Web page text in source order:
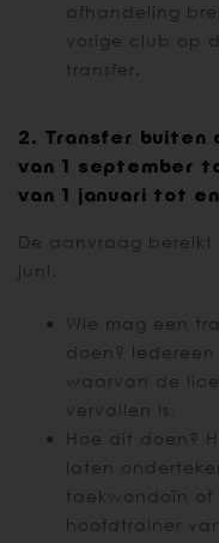
afhandeling
vorige club op
transfer.
2. Transfer buiten
van 1 september
van 1 januari tot
De aanvraag bereikt
juni.
Wie mag een
doen?
waarvan de
vervallen is.
Hoe dit doen?
laten
taekwondoïn
hoofdtrainer